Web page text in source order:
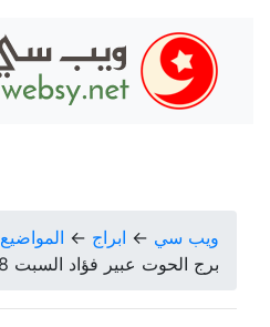
ويب سي ← ابراج ← المواضيع
برج الحوت عبير فؤاد السبت 2018-10-06